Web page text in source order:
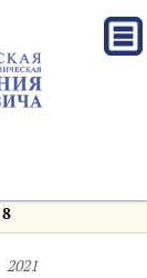
8
2021